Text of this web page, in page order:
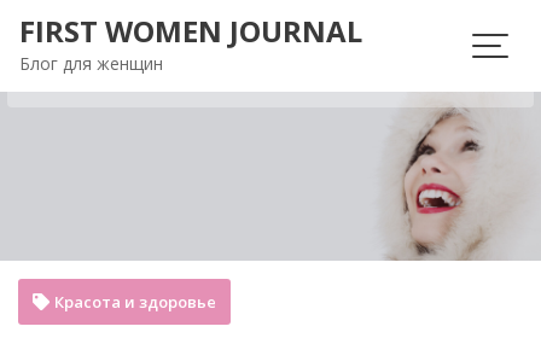
содержимому
FIRST WOMEN JOURNAL
Блог для женщин
Красота и здоровье